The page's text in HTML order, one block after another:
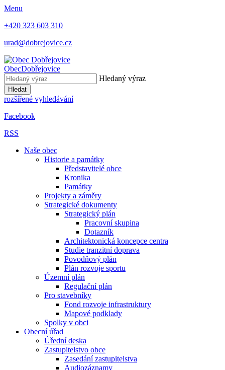
Menu
+420 323 603 310
urad@dobrejovice.cz
ObecDobřejovice
Hledaný výraz
Hledat
rozšířené vyhledávání
Facebook
RSS
Naše obec
Historie a památky
Představitelé obce
Kronika
Památky
Projekty a záměry
Strategické dokumenty
Strategický plán
Pracovní skupina
Dotazník
Architektonická koncepce centra
Studie tranzitní doprava
Povodňový plán
Plán rozvoje sportu
Územní plán
Regulační plán
Pro stavebníky
Fond rozvoje infrastruktury
Mapové podklady
Spolky v obci
Obecní úřad
Úřední deska
Zastupitelstvo obce
Zasedání zastupitelstva
Audiozáznamy